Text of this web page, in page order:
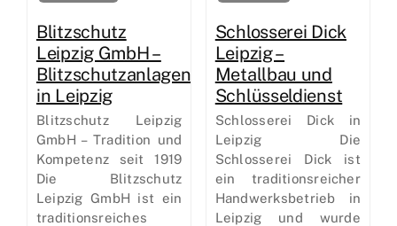
Blitzschutz
Leipzig GmbH –
Blitzschutzanlagen
in Leipzig
Blitzschutz Leipzig
GmbH – Tradition und
Kompetenz seit 1919
Die Blitzschutz
Leipzig GmbH ist ein
traditionsreiches
Schlosserei Dick
Leipzig –
Metallbau und
Schlüsseldienst
Schlosserei Dick in
Leipzig Die
Schlosserei Dick ist
ein traditionsreicher
Handwerksbetrieb in
Leipzig und wurde